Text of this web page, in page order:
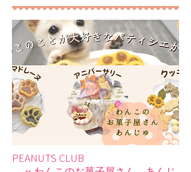
PEANUTS CLUB